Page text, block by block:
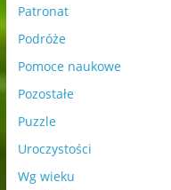
Patronat
Podróże
Pomoce naukowe
Pozostałe
Puzzle
Uroczystości
Wg wieku